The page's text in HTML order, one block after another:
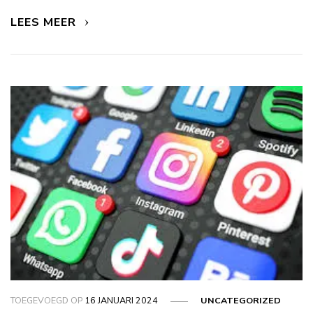
LEES MEER
TOEGEVOEGD OP 16 JANUARI 2024 UNCATEGORIZED